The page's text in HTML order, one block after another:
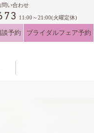
問い合わせ
11:00～21:00(火曜定休)
予約 ブライダルフェア予約